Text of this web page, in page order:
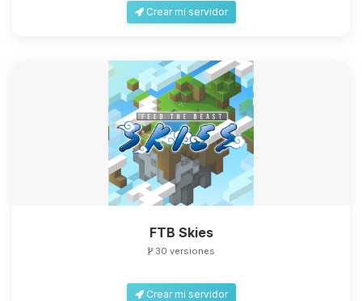
Crear mi servidor
FTB Skies
30 versiones
Crear mi servidor